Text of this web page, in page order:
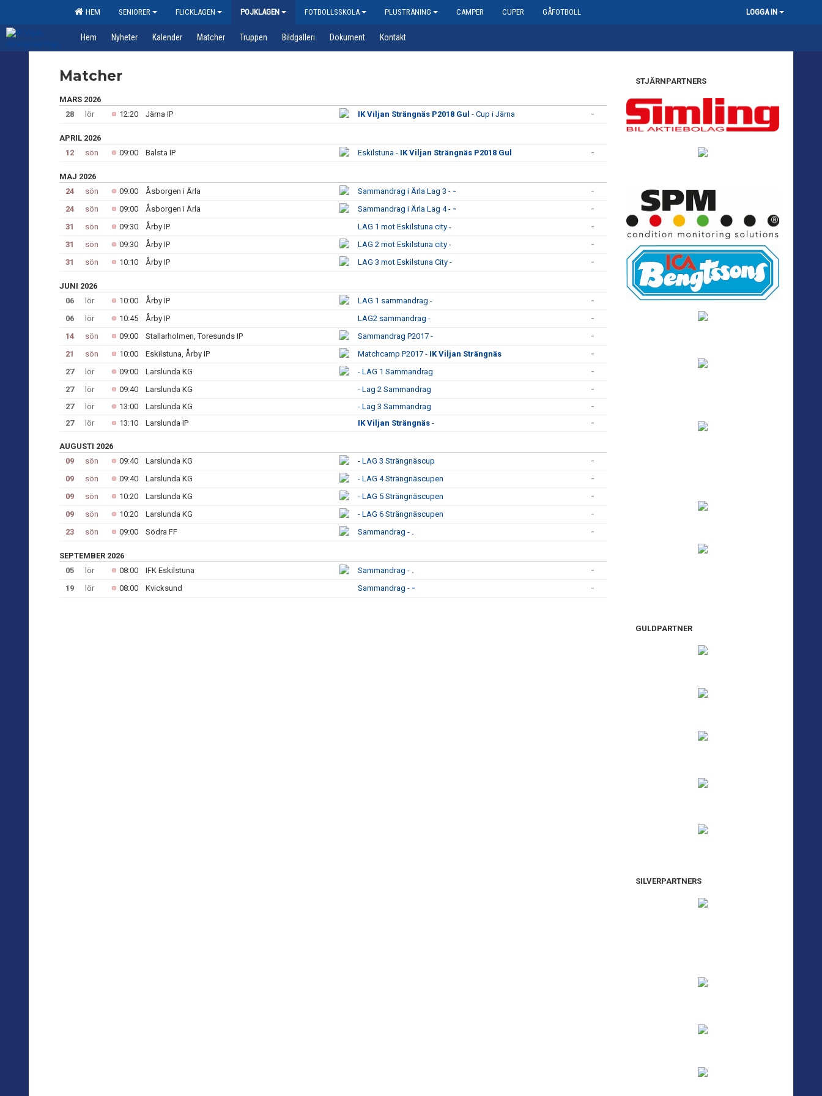
HEM SENIORER FLICKLAGEN POJKLAGEN FOTBOLLSSKOLA PLUSTRÄNING CAMPER CUPER GÅFOTBOLL LOGGA IN
Hem Nyheter Kalender Matcher Truppen Bildgalleri Dokument Kontakt
Matcher
MARS 2026
28
lör 12:20 Järna IP IK Viljan Strängnäs P2018 Gul - Cup i Järna -
APRIL 2026
12
sön 09:00 Balsta IP Eskilstuna - IK Viljan Strängnäs P2018 Gul -
MAJ 2026
24
sön 09:00 Åsborgen i Ärla Sammandrag i Ärla Lag 3 - -
-
24
sön 09:00 Åsborgen i Ärla Sammandrag i Ärla Lag 4 - -
-
31
sön 09:30 Årby IP LAG 1 mot Eskilstuna city -
-
31
sön 09:30 Årby IP LAG 2 mot Eskilstuna city -
-
31
sön 10:10 Årby IP LAG 3 mot Eskilstuna City - -
JUNI 2026
06
lör 10:00 Årby IP LAG 1 sammandrag -
-
06
lör 10:45 Årby IP LAG2 sammandrag -
-
14
sön 09:00 Stallarholmen, Toresunds IP Sammandrag P2017 -
-
21
sön 10:00 Eskilstuna, Årby IP Matchcamp P2017 - IK Viljan Strängnäs
-
27
lör 09:00 Larslunda KG - LAG 1 Sammandrag
-
27
lör 09:40 Larslunda KG - Lag 2 Sammandrag
-
27
lör 13:00 Larslunda KG - Lag 3 Sammandrag
-
27
lör 13:10 Larslunda IP IK Viljan Strängnäs - -
AUGUSTI 2026
09
sön 09:40 Larslunda KG - LAG 3 Strängnäscup
-
09
sön 09:40 Larslunda KG - LAG 4 Strängnäscupen
-
09
sön 10:20 Larslunda KG - LAG 5 Strängnäscupen
-
09
sön 10:20 Larslunda KG - LAG 6 Strängnäscupen
-
23
sön 09:00 Södra FF Sammandrag - . -
SEPTEMBER 2026
05
lör 08:00 IFK Eskilstuna Sammandrag - .
-
19
lör 08:00 Kvicksund Sammandrag - - -
STJÄRNPARTNERS
GULDPARTNER
SILVERPARTNERS